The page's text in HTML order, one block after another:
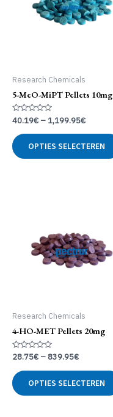
Research Chemicals
5-MeO-MiPT Pellets 10mg
Gewaardeerd
0
uit
5
40.19€ – 1,199.95€
OPTIES SELECTEREN
Research Chemicals
4-HO-MET Pellets 20mg
Gewaardeerd
uit
5
28.75€ – 839.95€
OPTIES SELECTEREN